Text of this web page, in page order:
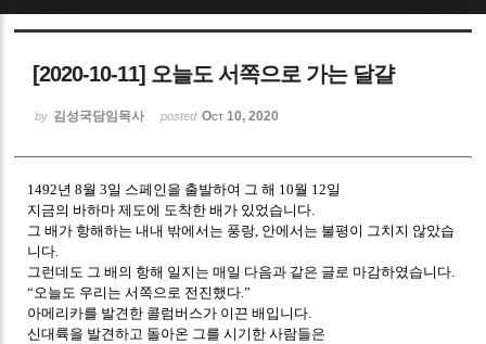
[2020-10-11] 오늘도 서쪽으로 가는 달걀
by 김성국담임목사 posted Oct 10, 2020
1492년 8월 3일 스페인을 출발하여 그 해 10월 12일
지금의 바하마 제도에 도착한 배가 있었습니다.
그 배가 항해하는 내내 밖에서는 풍랑, 안에서는 불평이 그치지 않았습
니다.
그런데도 그 배의 항해 일지는 매일 다음과 같은 글로 마감하였습니다.
“오늘도 우리는 서쪽으로 전진했다.”
아메리카를 발견한 콜럼버스가 이끈 배입니다.
신대륙을 발견하고 돌아온 그를 시기한 사람들은
Sketchbook5, 스케치북5
Sketchbook5, 스케치북5